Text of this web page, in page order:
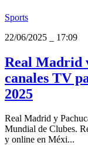
Sports
22/06/2025
17:09
Real Madrid
canales TV
2025
Real Madrid y
Mundial de Clubes.
y online en Méxi...